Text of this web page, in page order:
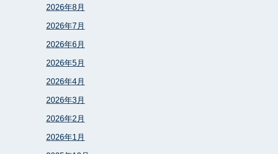
2026年8月
2026年7月
2026年6月
2026年5月
2026年4月
2026年3月
2026年2月
2026年1月